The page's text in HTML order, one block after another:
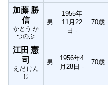
加藤 勝
信
かとう か
つのぶ
男
1955年
11月22
日 -
70歳
江田 憲
司
えだ けん
じ
男
1956年4
月28日 -
70歳